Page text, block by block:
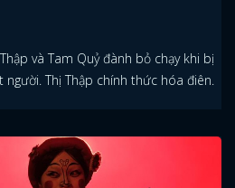
và Tam Quỷ đành bỏ chạy khi bị
Thị Thập chính thức hóa điên.